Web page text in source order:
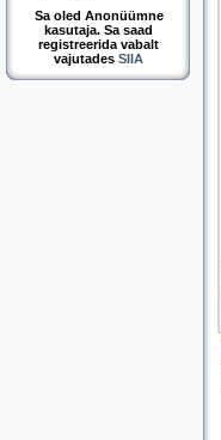
Sa oled Anonüümne
kasutaja. Sa saad
registreerida vabalt
vajutades SIIA